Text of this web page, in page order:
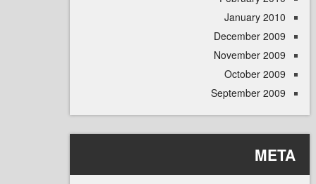
January
December
November
October
September